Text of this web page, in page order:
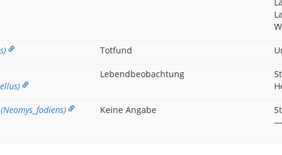
Totfund
Lebendbeobachtung
(Neomys_fodiens) Keine Angabe
—